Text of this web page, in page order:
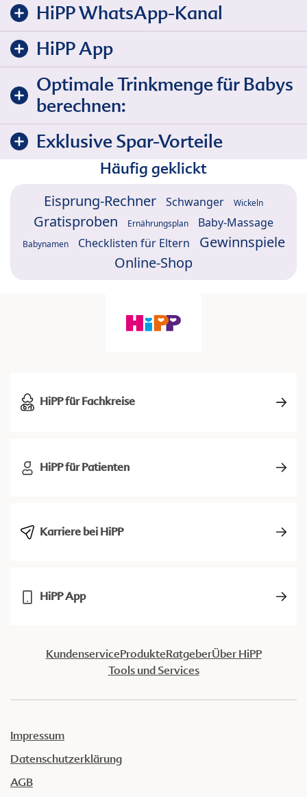
HiPP WhatsApp-Kanal
HiPP App
Optimale Trinkmenge für Babys
berechnen:
Exklusive Spar-Vorteile
Häufig geklickt
Eisprung-Rechner Schwanger Wickeln
Gratisproben Ernährungsplan Baby-Massage
Babynamen Checklisten für Eltern
Gewinnspiele
Online-Shop
HiPP für Fachkreise
HiPP für Patienten
Karriere bei HiPP
HiPP App
KundenserviceProdukteRatgeberÜber HiPP
Tools und Services
Impressum
Datenschutzerklärung
AGB